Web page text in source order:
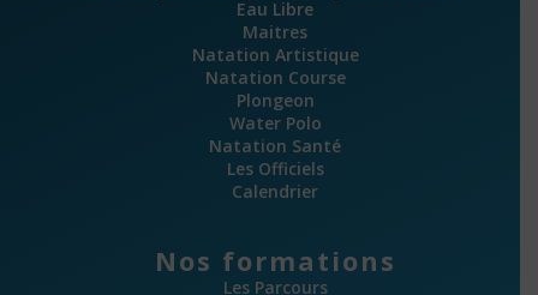
Eau Libre
Maitres
Natation Artistique
Natation Course
Plongeon
Water Polo
Natation Santé
Les Officiels
Calendrier
Nos formations
Les Parcours